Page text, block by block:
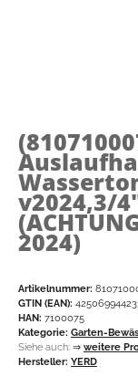
v2024,3/
2024)
Artikelnummer:
GTIN (EAN):
HAN: 7100075
Kategorie: Garten-
Siehe auch: ⇒ weitere
Hersteller: YERD